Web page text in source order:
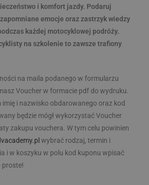
i komfort jazdy. Podaruj
emocje oraz zastrzyk wiedzy
każdej motocyklowej podróży.
na szkolenie to zawsze trafiony
na maila podanego w formularzu
Voucher w formacie pdf do wydruku.
imię i nazwisko obdarowanego oraz kod
będzie mógł wykorzystać Voucher
zakupu vouchera. W tym celu powinien
wybrać rodzaj, termin i
i w koszyku w polu kod kuponu wpisać
proste!